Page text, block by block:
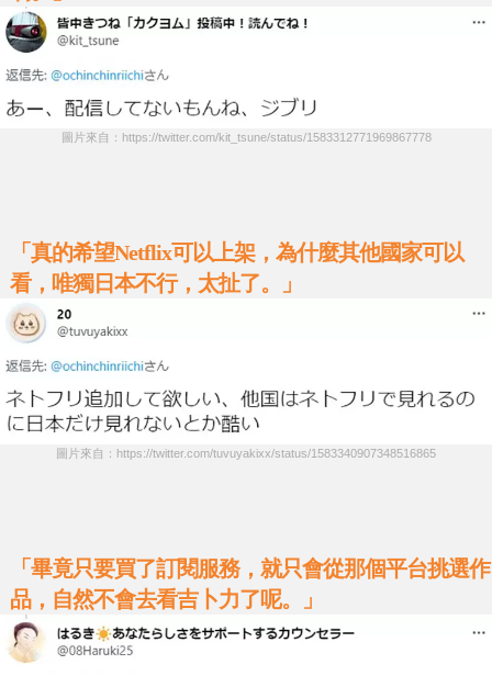
圖片來自：https://twitter.com/kit_tsune/status/1583312771969867778
「真的希望Netflix可以上架，為什麼其他國家可以
看，唯獨日本不行，太扯了。」
圖片來自：https://twitter.com/tuvuyakixx/status/1583340907348516865
「畢竟只要買了訂閱服務，就只會從那個平台挑選作
品，自然不會去看吉卜力了呢。」